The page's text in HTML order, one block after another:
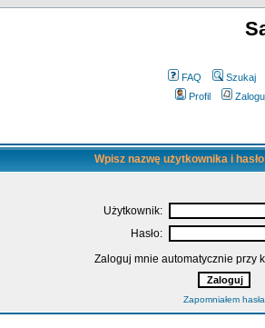
FAQ Szukaj
Profil
Wpisz nazwę użytkownika i
Użytkownik:
Hasło:
Zaloguj mnie automatycznie przy
Zapomniałem hasła